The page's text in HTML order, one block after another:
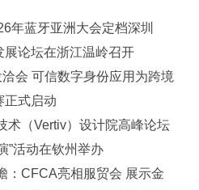
年蓝牙亚洲大会定档深圳
论坛在浙江温岭召开
会 可信数字身份应用为跨境
正式启动
术（Vertiv）设计院高峰论坛
”活动在钦州举办
：CFCA亮相服贸会 展示金